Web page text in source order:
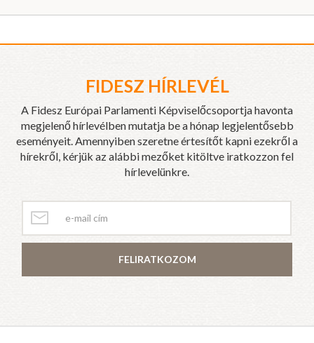
FIDESZ HÍRLEVÉL
A Fidesz Európai Parlamenti Képviselőcsoportja havonta
megjelenő hírlevélben mutatja be a hónap legjelentősebb
eseményeit. Amennyiben szeretne értesítőt kapni ezekről a
hírekről, kérjük az alábbi mezőket kitöltve iratkozzon fel
hírlevelünkre.
FELIRATKOZOM